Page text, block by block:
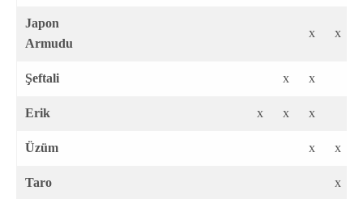
Japon
Armudu
x x
Şeftali x x
Erik x x x
Üzüm x x
Taro x